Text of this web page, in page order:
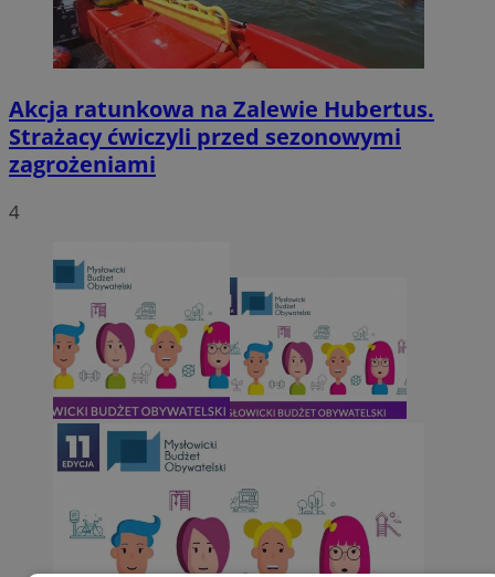
Akcja ratunkowa na Zalewie Hubertus.
Strażacy ćwiczyli przed sezonowymi
zagrożeniami
4